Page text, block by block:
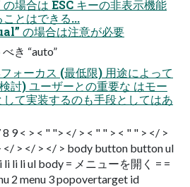
場合は ESC キーの非表示機能
とはできる...
の場合は注意が必要
き “auto”
ォーカス (最低限) 用途によって
討) ユーザーとの重要な はモー
て実装するのも手段としてはあ
8 9 < > < " "> </ > < " " > < " " > </ >
</ > </ > </ > body button button ul
li li ul body = メニューを開く = =
2 menu 3 popovertarget id